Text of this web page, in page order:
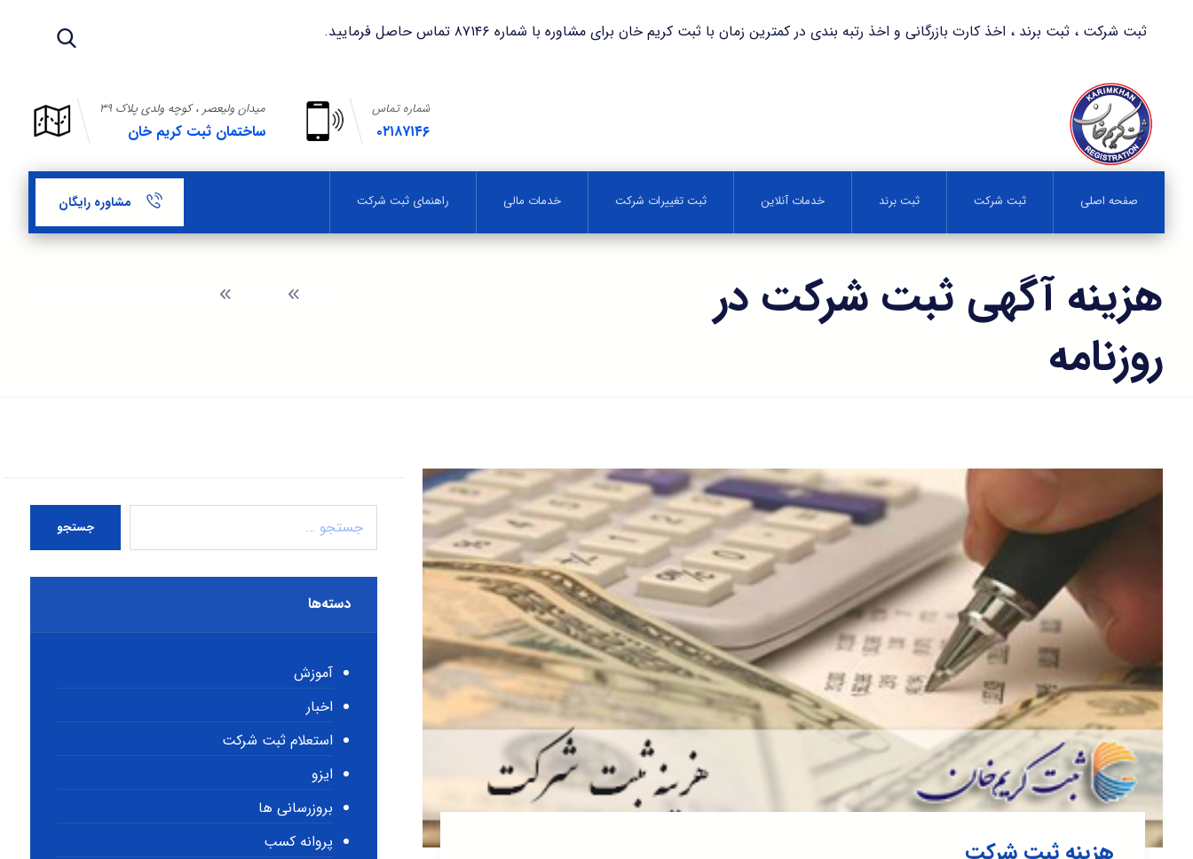
ثبت شرکت ، ثبت برند ، اخذ کارت بازرگانی و اخذ رتبه بندی در کمترین زمان با ثبت کریم خان برای مشاوره با شماره ۸۷۱۴۶ تماس حاصل فرمایید.
میدان ولیعصر ، کوچه ولدی پلاک ۳۹
ساختمان ثبت کریم خان
شماره تماس
۰۲۱۸۷۱۴۶
صفحه اصلی ثبت شرکت ثبت برند خدمات آنلاین ثبت تغییرات شرکت خدمات مالی راهنمای ثبت شرکت مشاوره رایگان
هزینه آگهی ثبت شرکت در
روزنامه
جستجو
دسته‌ها
آموزش
اخبار
استعلام ثبت شرکت
ایزو
بروزرسانی ها
پروانه کسب